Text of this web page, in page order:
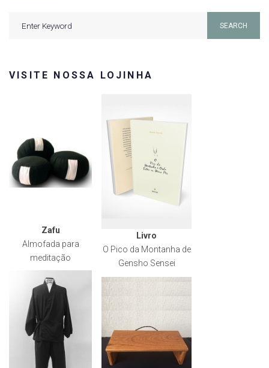
SEARCH
VISITE NOSSA LOJINHA
Zafu
Almofada para
meditação
Livro
O Pico da Montanha de
Gensho Sensei